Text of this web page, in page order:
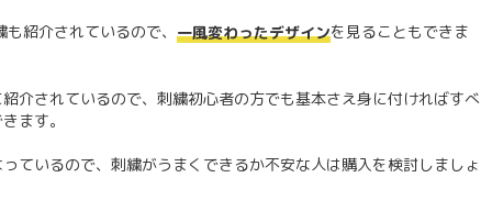
紹介されているので、 一風変わったデザインを見ることもできま
介されているので、刺繍初心者の方でも基本さえ身に付ければすべ
ます。
っているので、刺繍がうまくできるか不安な人は購入を検討しましょ